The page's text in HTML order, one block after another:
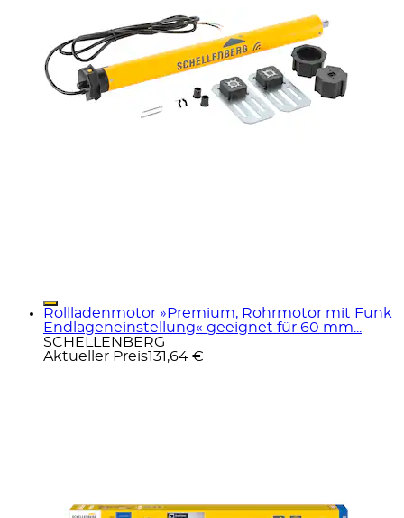
Rollladenmotor »Premium, Rohrmotor mit Funk
Endlageneinstellung« geeignet für 60 mm...
SCHELLENBERG
Aktueller Preis131,64 €